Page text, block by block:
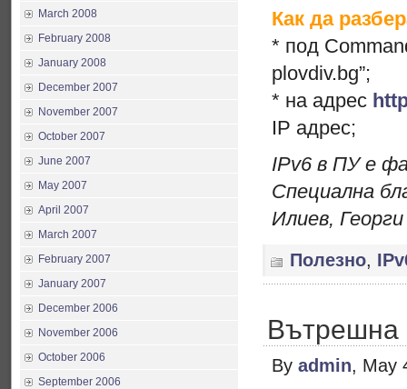
Как да
* под
plovdiv.bg”;
* на адрес
IP адрес;
IPv6 в ПУ е
Специална
Илиев,
Полезно,
Вътрешна
By admin, May
March 2008
February 2008
January 2008
December 2007
November 2007
October 2007
June 2007
May 2007
April 2007
March 2007
February 2007
January 2007
December 2006
November 2006
October 2006
September 2006